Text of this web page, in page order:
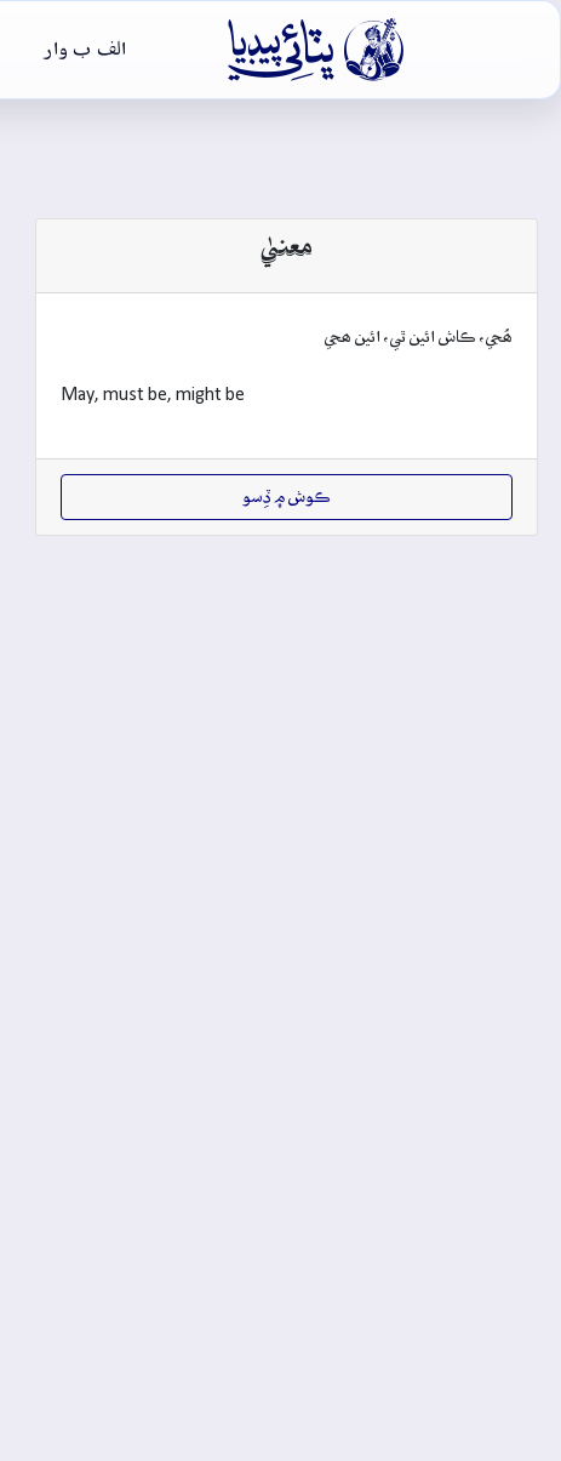
 الف ب وار
معنيٰ
ھُجي، ڪاش ائين ٿي، ائين ھجي
May, must be, might be
ڪوش ۾ ڏِسو